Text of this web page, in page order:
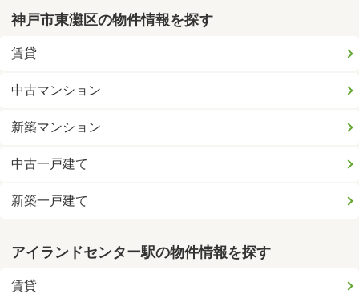
神戸市東灘区の物件情報を探す
賃貸
中古マンション
新築マンション
中古一戸建て
新築一戸建て
アイランドセンター駅の物件情報を探す
賃貸